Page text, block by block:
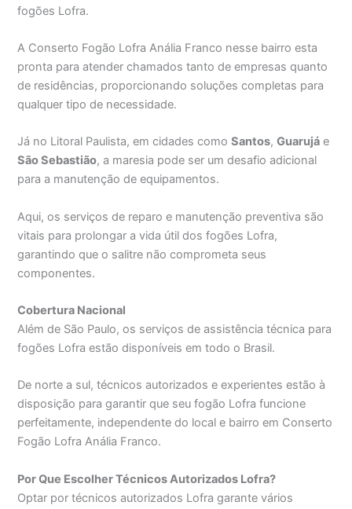
fogões Lofra.
A Conserto Fogão Lofra Anália Franco nesse bairro esta
pronta para atender chamados tanto de empresas quanto
de residências, proporcionando soluções completas para
qualquer tipo de necessidade.
Já no Litoral Paulista, em cidades comoSantos,Guarujá e
São Sebastião, a maresia pode ser um desafio adicional
para a manutenção de equipamentos.
Aqui, os serviços de reparo e manutenção preventiva são
vitais para prolongar a vida útil dos fogões Lofra,
garantindo que o salitre não comprometa seus
componentes.
Cobertura Nacional
Além de São Paulo, os serviços de assistência técnica para
fogões Lofra estão disponíveis em todo o Brasil.
De norte a sul, técnicos autorizados e experientes estão à
disposição para garantir que seu fogão Lofra funcione
perfeitamente, independente do local e bairro em Conserto
Fogão Lofra Anália Franco.
Por Que Escolher Técnicos Autorizados Lofra?
Optar por técnicos autorizados Lofra garante vários